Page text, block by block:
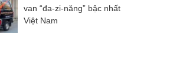
van “đa-zi-năng” bậc nhất
Việt Nam